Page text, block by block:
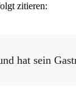
zitieren:
hat sein